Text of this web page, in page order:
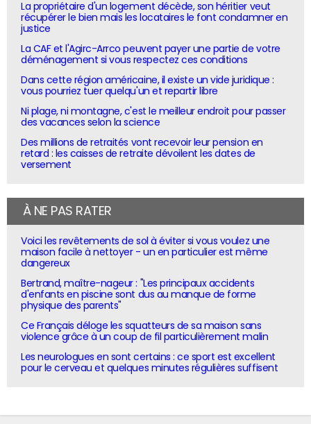
La propriétaire d'un logement décède, son héritier veut
récupérer le bien mais les locataires le font condamner en
justice
La CAF et l'Agirc-Arrco peuvent payer une partie de votre
déménagement si vous respectez ces conditions
Dans cette région américaine, il existe un vide juridique :
vous pourriez tuer quelqu'un et repartir libre
Ni plage, ni montagne, c'est le meilleur endroit pour passer
des vacances selon la science
Des millions de retraités vont recevoir leur pension en
retard : les caisses de retraite dévoilent les dates de
versement
À NE PAS RATER
Voici les revêtements de sol à éviter si vous voulez une
maison facile à nettoyer - un en particulier est même
dangereux
Bertrand, maître-nageur : "Les principaux accidents
d'enfants en piscine sont dus au manque de forme
physique des parents"
Ce Français déloge les squatteurs de sa maison sans
violence grâce à un coup de fil particulièrement malin
Les neurologues en sont certains : ce sport est excellent
pour le cerveau et quelques minutes régulières suffisent